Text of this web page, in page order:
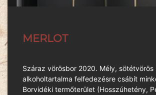
MERLOT
Száraz vörösbor 2020. Mély, sötétvörös
alkoholtartalma felfedezésre csábít
Borvidéki termőterület (Hosszúhetény,